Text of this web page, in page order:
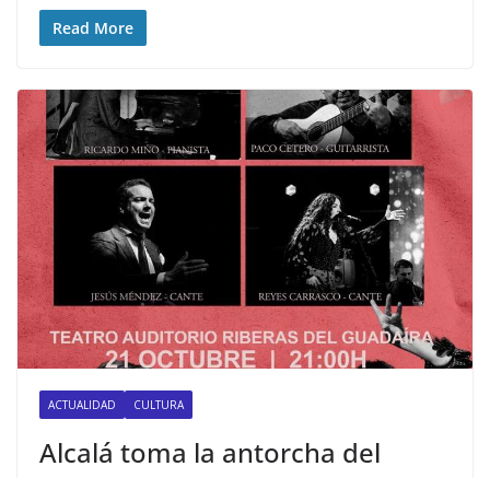
Read More
ACTUALIDAD CULTURA
Alcalá toma la antorcha del